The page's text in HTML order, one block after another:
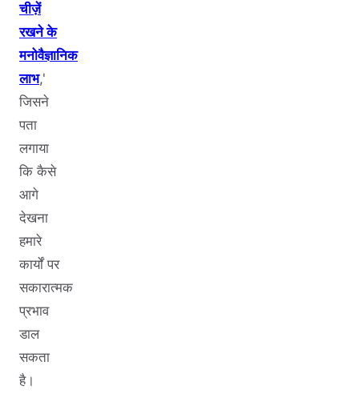
चीज़ें
रखने के
मनोवैज्ञानिक
लाभ,'
जिसने
पता
लगाया
कि कैसे
आगे
देखना
हमारे
कार्यों पर
सकारात्मक
प्रभाव
डाल
सकता
है।